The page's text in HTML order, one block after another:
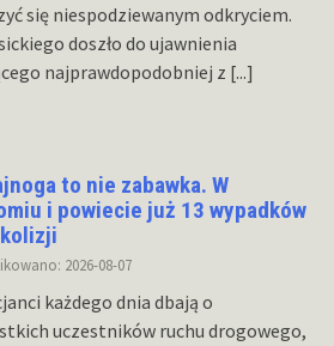
się niespodziewanym odkryciem.
doszło do ujawnienia
najprawdopodobniej z [...]
to nie zabawka. W
i powiecie już 13 wypadków
2026-08-07
każdego dnia dbają o
uczestników ruchu drogowego,